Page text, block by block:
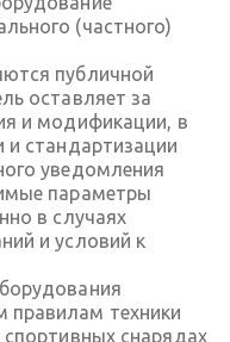
(частного)
публичной
оставляет за
и модификации, в
и стандартизации
уведомления
параметры
в случаях
и условий к
техники
спортивных снарядах